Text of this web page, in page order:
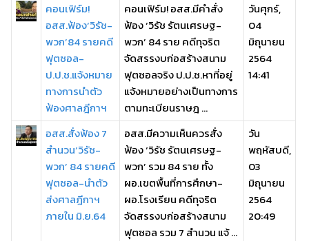
คอนเฟิร์ม!
อสส.ฟ้อง‘วิรัช-
พวก’84 รายคดี
ฟุตซอล-
ป.ป.ช.แจ้งหมาย
ทางการนำตัว
ฟ้องศาลฎีกาฯ
คอนเฟิร์ม! อสส.มีคำสั่ง
ฟ้อง ‘วิรัช รัตนเศรษฐ-
พวก’ 84 ราย คดีทุจริต
จัดสรรงบก่อสร้างสนาม
ฟุตซอลจริง ป.ป.ช.หาที่อยู่
แจ้งหมายอย่างเป็นทางการ
ตามทะเบียนราษฎ ...
วันศุกร์,
04
มิถุนายน
2564
14:41
อสส.สั่งฟ้อง 7
สำนวน‘วิรัช-
พวก’ 84 รายคดี
ฟุตซอล-นำตัว
ส่งศาลฎีกาฯ
ภายใน มิ.ย.64
อสส.มีความเห็นควรสั่ง
ฟ้อง ‘วิรัช รัตนเศรษฐ-
พวก’ รวม 84 ราย ทั้ง
ผอ.เขตพื้นที่การศึกษา-
ผอ.โรงเรียน คดีทุจริต
จัดสรรงบก่อสร้างสนาม
ฟุตซอล รวม 7 สำนวน แจ้ ...
วัน
พฤหัสบดี,
03
มิถุนายน
2564
20:49